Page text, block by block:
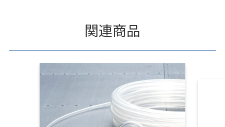
関連商品